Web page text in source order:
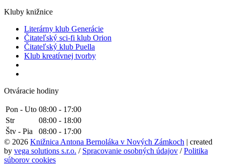
Kluby knižnice
Literárny klub Generácie
Čitateľský sci-fi klub Orion
Čitateľský klub Puella
Klub kreatívnej tvorby
Otváracie hodiny
Pon - Uto 08:00 - 17:00
Str
08:00 - 18:00
Štv - Pia
08:00 - 17:00
© 2026 Knižnica Antona Bernoláka v Nových Zámkoch | created
by vega solutions s.r.o. / Spracovanie osobných údajov /Politika
súborov cookies